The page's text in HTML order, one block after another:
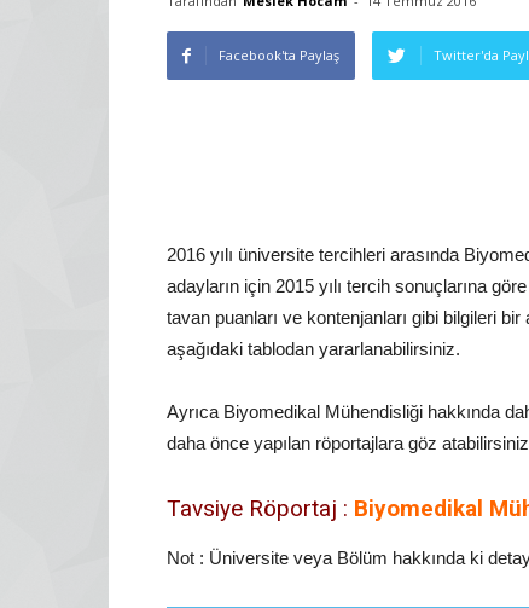
Facebook'ta Paylaş Twitter'da
2016 yılı üniversite tercihleri arasında
adayların için 2015 yılı tercih sonuçlarına
tavan puanları ve kontenjanları gibi bilgileri
aşağıdaki tablodan yararlanabilirsiniz.
Ayrıca Biyomedikal Mühendisliği hakkında
daha önce yapılan röportajlara göz
Tavsiye Röportaj : Biyomedikal
Not : Üniversite veya Bölüm hakkında ki